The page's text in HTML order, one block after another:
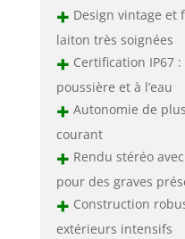
+ Design vintage
laiton très soignées
+ Certification IP67
poussière et à l’eau
+ Autonomie de
courant
+ Rendu stéréo
pour des graves
+ Construction
extérieurs intensifs